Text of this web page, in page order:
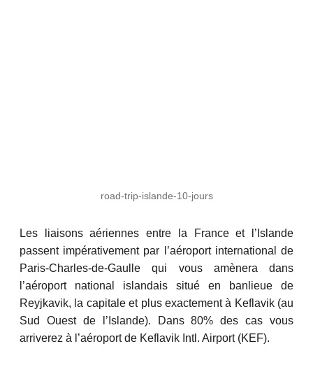
road-trip-islande-10-jours
Les liaisons aériennes entre la France et l’Islande
passent impérativement par l’aéroport international de
Paris-Charles-de-Gaulle qui vous amènera dans
l’aéroport national islandais situé en banlieue de
Reyjkavik, la capitale et plus exactement à Keflavik (au
Sud Ouest de l’Islande). Dans 80% des cas vous
arriverez à l’aéroport de Keflavik Intl. Airport (KEF).